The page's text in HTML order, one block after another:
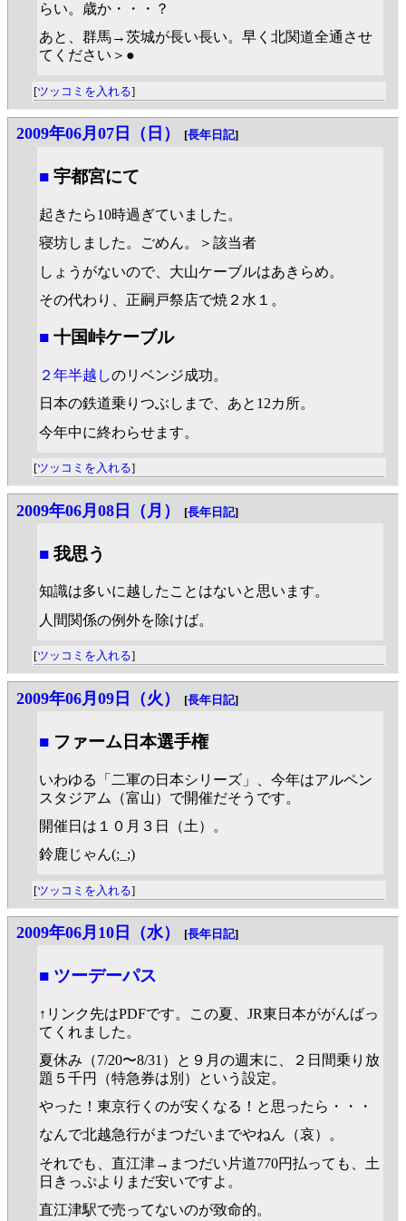
らい。歳か・・・？
あと、群馬→茨城が長い長い。早く北関道全通させ
てください＞●
[ツッコミを入れる]
2009年06月07日（日） [長年日記]
■ 宇都宮にて
起きたら10時過ぎていました。
寝坊しました。ごめん。＞該当者
しょうがないので、大山ケーブルはあきらめ。
その代わり、正嗣戸祭店で焼２水１。
■ 十国峠ケーブル
２年半越しのリベンジ成功。
日本の鉄道乗りつぶしまで、あと12カ所。
今年中に終わらせます。
[ツッコミを入れる]
2009年06月08日（月） [長年日記]
■ 我思う
知識は多いに越したことはないと思います。
人間関係の例外を除けば。
[ツッコミを入れる]
2009年06月09日（火） [長年日記]
■ ファーム日本選手権
いわゆる「二軍の日本シリーズ」、今年はアルペン
スタジアム（富山）で開催だそうです。
開催日は１０月３日（土）。
鈴鹿じゃん(;_;)
[ツッコミを入れる]
2009年06月10日（水） [長年日記]
■ ツーデーパス
↑リンク先はPDFです。この夏、JR東日本ががんばっ
てくれました。
夏休み（7/20〜8/31）と９月の週末に、２日間乗り放
題５千円（特急券は別）という設定。
やった！東京行くのが安くなる！と思ったら・・・
なんで北越急行がまつだいまでやねん（哀）。
それでも、直江津→まつだい片道770円払っても、土
日きっぷよりまだ安いですよ。
直江津駅で売ってないのが致命的。